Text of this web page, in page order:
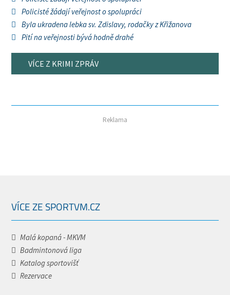
Policisté žádají veřejnost o spolupráci
Byla ukradena lebka sv. Zdislavy, rodačky z Křižanova
Pití na veřejnosti bývá hodně drahé
VÍCE Z KRIMI ZPRÁV
Reklama
VÍCE ZE SPORTVM.CZ
Malá kopaná - MKVM
Badmintonová liga
Katalog sportovišť
Rezervace